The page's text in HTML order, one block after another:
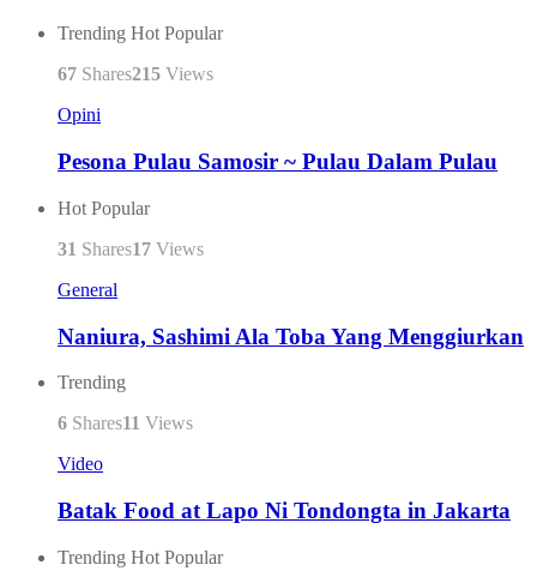
Trending HotPopular
67 Shares215 Views
Opini
Pesona Pulau Samosir ~ Pulau Dalam Pulau
Hot Popular
31 Shares17 Views
General
Naniura, Sashimi Ala Toba Yang Menggiurkan
Trending
6 Shares11 Views
Video
Batak Food at Lapo Ni Tondongta in Jakarta
Trending Hot Popular